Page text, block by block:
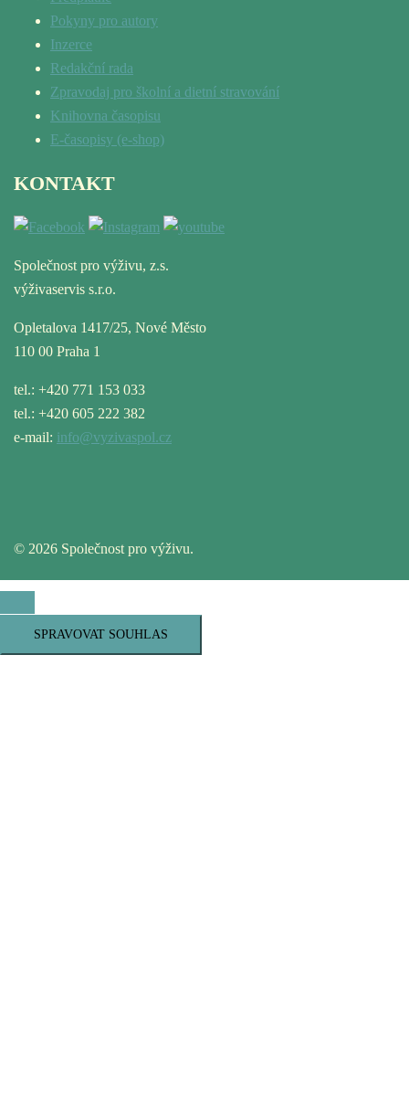
Pokyny pro autory
Inzerce
Redakční rada
Zpravodaj pro školní a dietní stravování
Knihovna časopisu
E-časopisy (e-shop)
KONTAKT
Společnost pro výživu, z.s.
výživaservis s.r.o.
Opletalova 1417/25, Nové Město
110 00 Praha 1
tel.: +420 771 153 033
tel.: +420 605 222 382
e-mail: info@vyzivaspol.cz
© 2026 Společnost pro výživu.
SPRAVOVAT SOUHLAS